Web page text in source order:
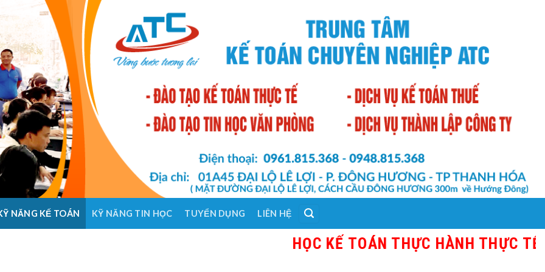
NĂNG KẾ TOÁN KỸ NĂNG TIN HỌC TUYỂN DỤNG LIÊN HỆ
HỌC KẾ TOÁN THỰC HÀNH THỰC TẾ TẠI